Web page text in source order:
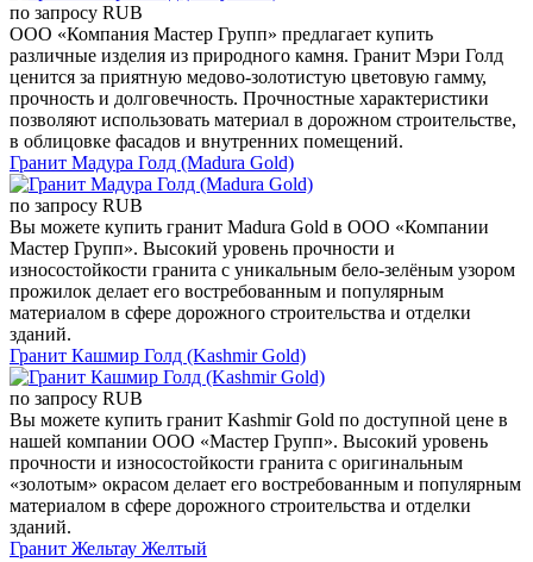
по запросу RUB
ООО «Компания Мастер Групп» предлагает купить
различные изделия из природного камня. Гранит Мэри Голд
ценится за приятную медово-золотистую цветовую гамму,
прочность и долговечность. Прочностные характеристики
позволяют использовать материал в дорожном строительстве,
в облицовке фасадов и внутренних помещений.
Гранит Мадура Голд (Madura Gold)
по запросу RUB
Вы можете купить гранит Madura Gold в ООО «Компании
Мастер Групп». Высокий уровень прочности и
износостойкости гранита с уникальным бело-зелёным узором
прожилок делает его востребованным и популярным
материалом в сфере дорожного строительства и отделки
зданий.
Гранит Кашмир Голд (Kashmir Gold)
по запросу RUB
Вы можете купить гранит Kashmir Gold по доступной цене в
нашей компании ООО «Мастер Групп». Высокий уровень
прочности и износостойкости гранита с оригинальным
«золотым» окрасом делает его востребованным и популярным
материалом в сфере дорожного строительства и отделки
зданий.
Гранит Жельтау Желтый